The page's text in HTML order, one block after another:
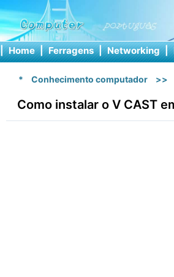
| Home | Ferragens | Networking |
* Conhecimento computador >>
Como instalar o V CAST